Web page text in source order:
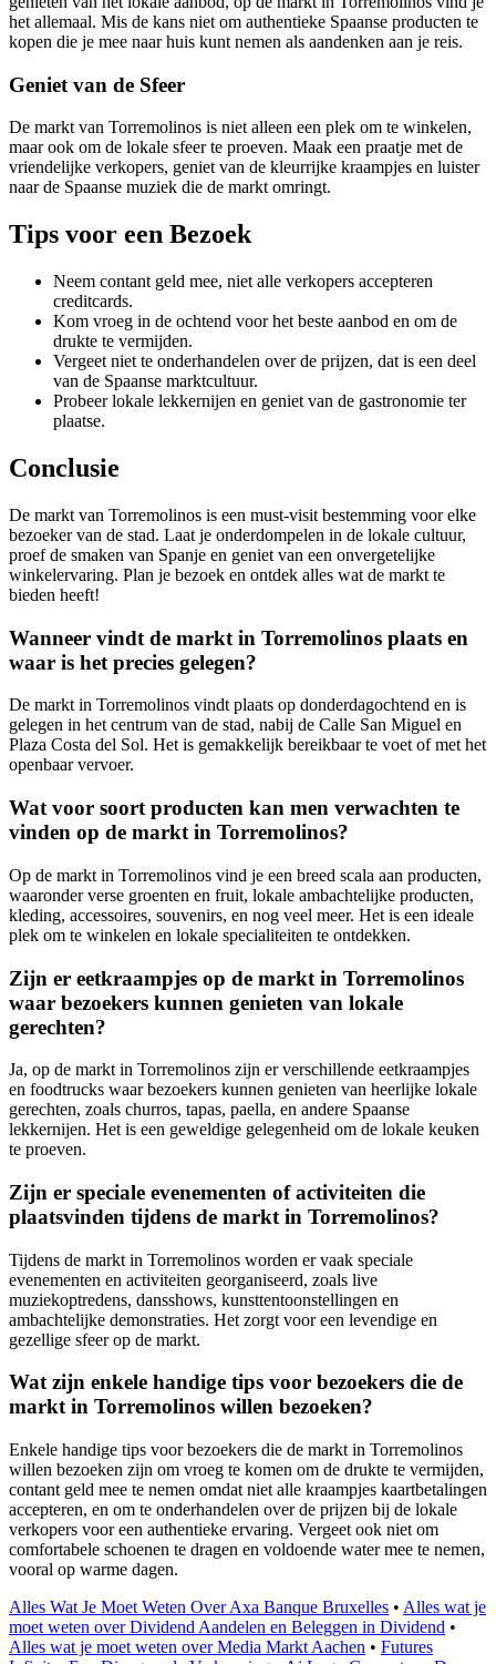
het allemaal. Mis de kans niet om authentieke Spaanse producten te
kopen die je mee naar huis kunt nemen als aandenken aan je reis.
Geniet van de Sfeer
De markt van Torremolinos is niet alleen een plek om te winkelen,
maar ook om de lokale sfeer te proeven. Maak een praatje met de
vriendelijke verkopers, geniet van de kleurrijke kraampjes en luister
naar de Spaanse muziek die de markt omringt.
Tips voor een Bezoek
Neem contant geld mee, niet alle verkopers accepteren
creditcards.
Kom vroeg in de ochtend voor het beste aanbod en om de
drukte te vermijden.
Vergeet niet te onderhandelen over de prijzen, dat is een deel
van de Spaanse marktcultuur.
Probeer lokale lekkernijen en geniet van de gastronomie ter
plaatse.
Conclusie
De markt van Torremolinos is een must-visit bestemming voor elke
bezoeker van de stad. Laat je onderdompelen in de lokale cultuur,
proef de smaken van Spanje en geniet van een onvergetelijke
winkelervaring. Plan je bezoek en ontdek alles wat de markt te
bieden heeft!
Wanneer vindt de markt in Torremolinos plaats en
waar is het precies gelegen?
De markt in Torremolinos vindt plaats op donderdagochtend en is
gelegen in het centrum van de stad, nabij de Calle San Miguel en
Plaza Costa del Sol. Het is gemakkelijk bereikbaar te voet of met het
openbaar vervoer.
Wat voor soort producten kan men verwachten te
vinden op de markt in Torremolinos?
Op de markt in Torremolinos vind je een breed scala aan producten,
waaronder verse groenten en fruit, lokale ambachtelijke producten,
kleding, accessoires, souvenirs, en nog veel meer. Het is een ideale
plek om te winkelen en lokale specialiteiten te ontdekken.
Zijn er eetkraampjes op de markt in Torremolinos
waar bezoekers kunnen genieten van lokale
gerechten?
Ja, op de markt in Torremolinos zijn er verschillende eetkraampjes
en foodtrucks waar bezoekers kunnen genieten van heerlijke lokale
gerechten, zoals churros, tapas, paella, en andere Spaanse
lekkernijen. Het is een geweldige gelegenheid om de lokale keuken
te proeven.
Zijn er speciale evenementen of activiteiten die
plaatsvinden tijdens de markt in Torremolinos?
Tijdens de markt in Torremolinos worden er vaak speciale
evenementen en activiteiten georganiseerd, zoals live
muziekoptredens, dansshows, kunsttentoonstellingen en
ambachtelijke demonstraties. Het zorgt voor een levendige en
gezellige sfeer op de markt.
Wat zijn enkele handige tips voor bezoekers die de
markt in Torremolinos willen bezoeken?
Enkele handige tips voor bezoekers die de markt in Torremolinos
willen bezoeken zijn om vroeg te komen om de drukte te vermijden,
contant geld mee te nemen omdat niet alle kraampjes kaartbetalingen
accepteren, en om te onderhandelen over de prijzen bij de lokale
verkopers voor een authentieke ervaring. Vergeet ook niet om
comfortabele schoenen te dragen en voldoende water mee te nemen,
vooral op warme dagen.
Alles Wat Je Moet Weten Over Axa Banque Bruxelles • Alles wat je
moet weten over Dividend Aandelen en Beleggen in Dividend •
Alles wat je moet weten over Media Markt Aachen • Futures